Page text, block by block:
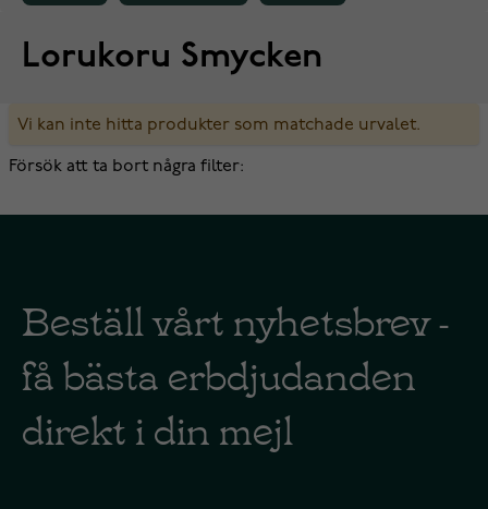
Lorukoru Smycken
Vi kan inte hitta produkter som matchade urvalet.
Försök att ta bort några filter:
Beställ vårt nyhetsbrev -
få bästa erbdjudanden
direkt i din mejl